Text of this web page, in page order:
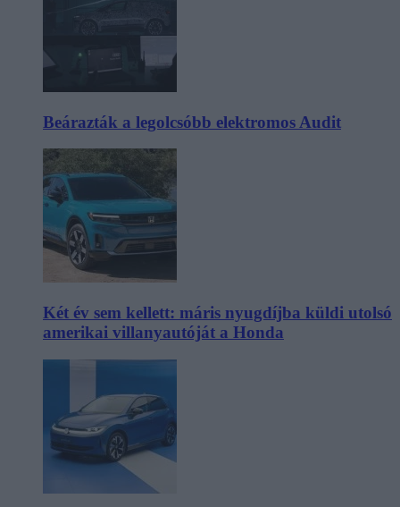
Beárazták a legolcsóbb elektromos Audit
Két év sem kellett: máris nyugdíjba küldi utolsó
amerikai villanyautóját a Honda